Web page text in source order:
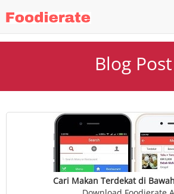
Blog Post
Cari Makan Terdekat di